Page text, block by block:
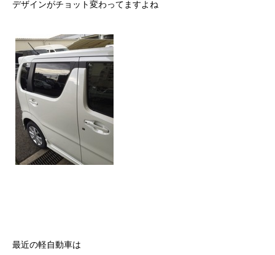
デザインがチョット変わってますよね
最近の軽自動車は